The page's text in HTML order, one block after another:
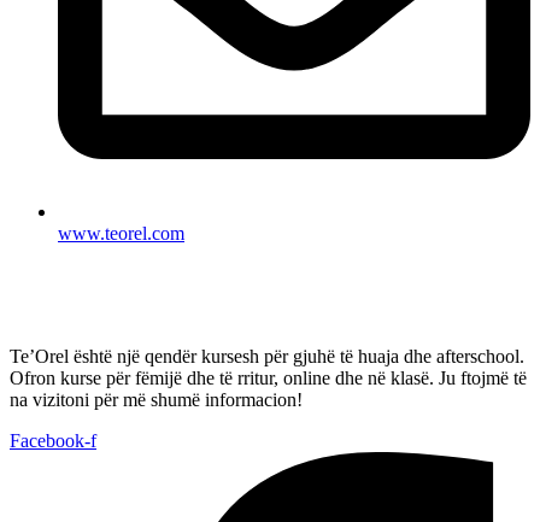
www.teorel.com
Te’Orel është një qendër kursesh për gjuhë të huaja dhe afterschool.
Ofron kurse për fëmijë dhe të rritur, online dhe në klasë. Ju ftojmë të
na vizitoni për më shumë informacion!
Facebook-f